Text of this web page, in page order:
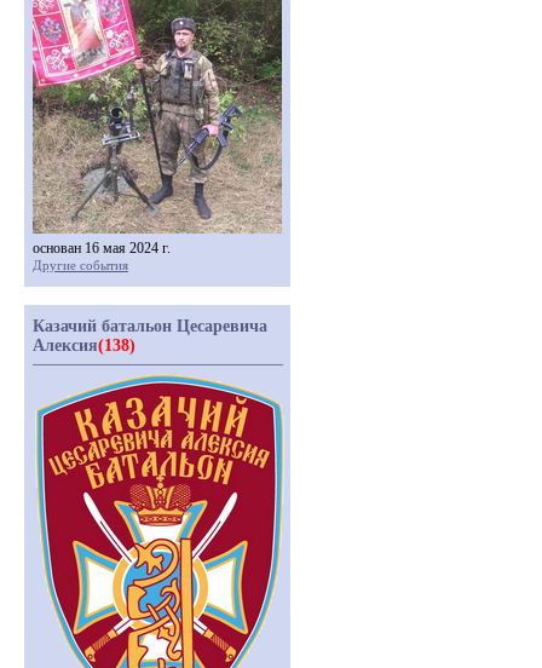
основан 16 мая 2024 г.
Другие события
Казачий батальон Цесаревича
Алексия(138)